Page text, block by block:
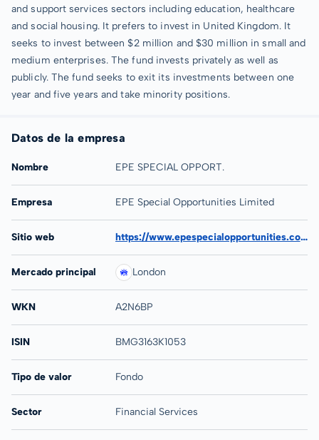
and support services sectors including education, healthcare
and social housing. It prefers to invest in United Kingdom. It
seeks to invest between $2 million and $30 million in small and
medium enterprises. The fund invests privately as well as
publicly. The fund seeks to exit its investments between one
year and five years and take minority positions.
Datos de la empresa
Nombre EPE SPECIAL OPPORT.
Empresa EPE Special Opportunities Limited
Sitio web https://www.epespecialopportunities.com
Mercado principal London
WKN A2N6BP
ISIN BMG3163K1053
Tipo de valor Fondo
Sector Financial Services